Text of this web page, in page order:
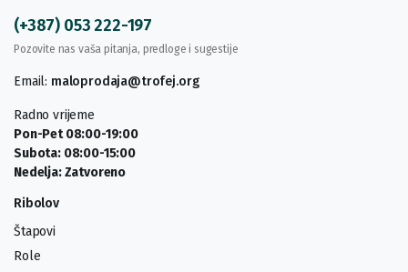
(+387) 053 222-197
Pozovite nas vaša pitanja, predloge i sugestije
Email: maloprodaja@trofej.org
Radno vrijeme
Pon-Pet 08:00-19:00
Subota: 08:00-15:00
Nedelja: Zatvoreno
Ribolov
Štapovi
Role